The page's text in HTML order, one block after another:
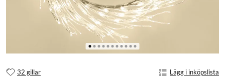
32 gillar Lägg i inköpslista